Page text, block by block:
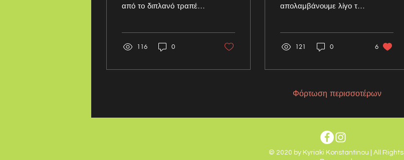
από το διπλανό τραπέζι
φίλες. «Μην...
116 0
απολαμβάνουμε λίγο τον
αράζουμε...
121 0 6
Φόρτωση περισσοτέρων
© 2020 by Kyriaki Konstantinou | All Rights